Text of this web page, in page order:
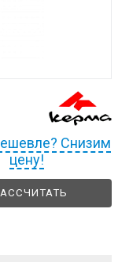
Снизим
цену!